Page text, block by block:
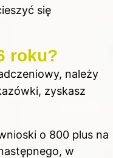
się
roku?
należy
zyskasz
o 800 plus na
w